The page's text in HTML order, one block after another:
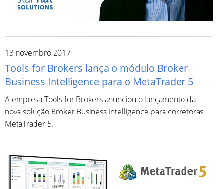
13 novembro 2017
Tools for Brokers lança o módulo Broker
Business Intelligence para o MetaTrader 5
A empresa Tools for Brokers anunciou o lançamento da
nova solução Broker Business Intelligence para corretoras
MetaTrader 5.